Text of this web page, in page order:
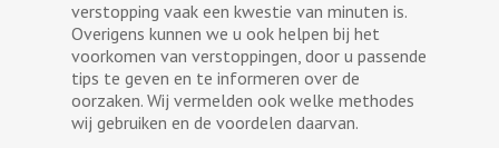
verstopping vaak een kwestie van minuten is.
Overigens kunnen we u ook helpen bij het
voorkomen van verstoppingen, door u passende
tips te geven en te informeren over de
oorzaken. Wij vermelden ook welke methodes
wij gebruiken en de voordelen daarvan.